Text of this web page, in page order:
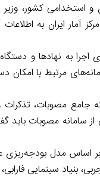
کشور، وزیر
آمار ایران به
اجرا به نهادها و
مرتبط با
جامع مصوبات، تذکرات
سامانه مصوبات
مرتبط، بر اساس مدل
۹۸ مرکز گسترش سینمای مستند و تجربی،